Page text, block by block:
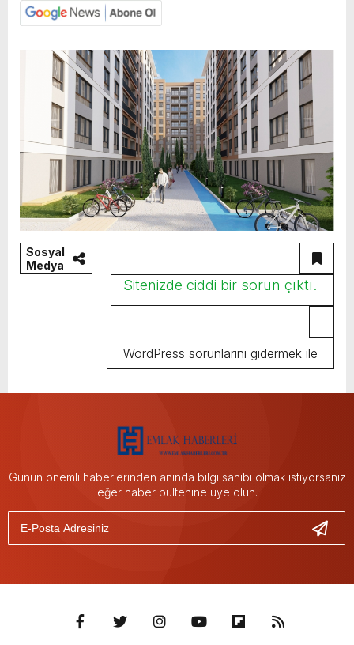
Sosyal
Medya
Sitenizde ciddi bir sorun çıktı.
WordPress sorunlarını gidermek ile
Günün önemli haberlerinden anında bilgi sahibi olmak istiyorsanız
eğer haber bültenine üye olun.